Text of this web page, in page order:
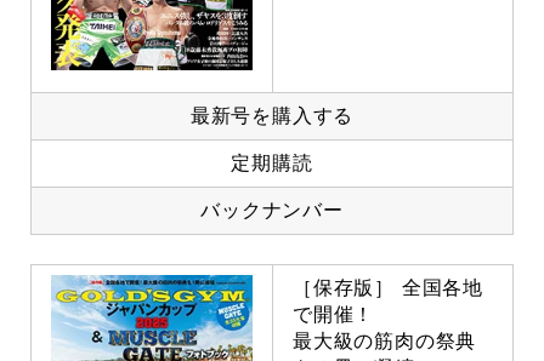
最新号を購入する
定期購読
バックナンバー
［保存版］ 全国各地
で開催！
最大級の筋肉の祭典